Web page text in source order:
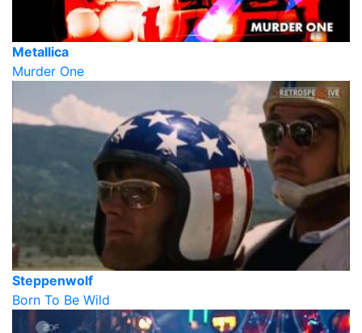
Metallica
Murder One
Steppenwolf
Born To Be Wild